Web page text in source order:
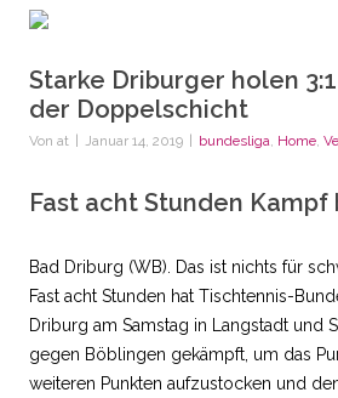
Starke Driburger holen
der Doppelschicht
Von at Januar 14, 2019 bundesliga, Home,
Fast acht Stunden
Bad Driburg (WB). Das ist nichts für
Fast acht Stunden hat Tischtennis-
Driburg am Samstag in Langstadt und
gegen Böblingen gekämpft, um das
weiteren Punkten aufzustocken und